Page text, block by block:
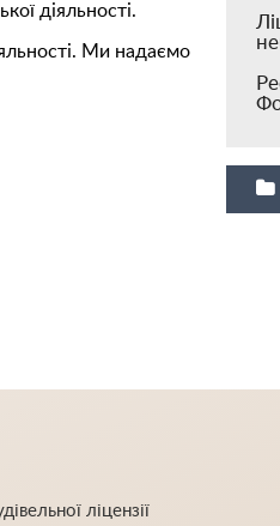
діяльності.
Ми надаємо
ліцензії